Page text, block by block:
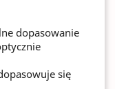
dopasowanie
się